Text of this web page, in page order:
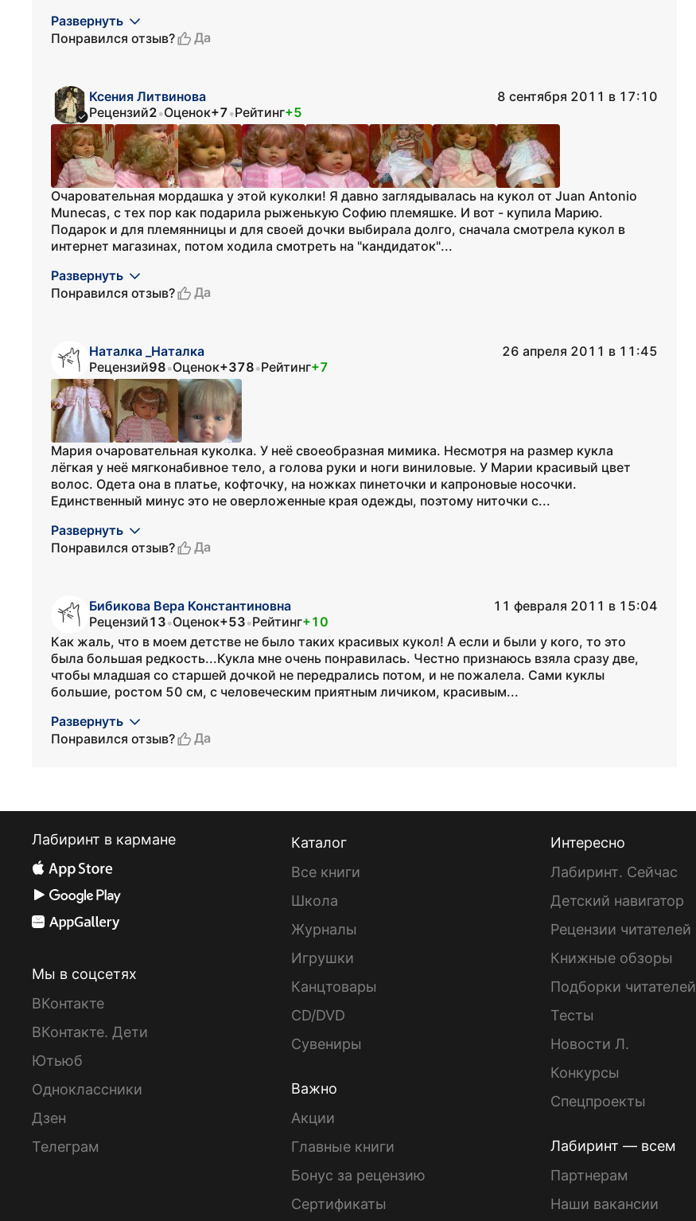
Развернуть
Понравился отзыв?
Да
Ксения Литвинова
8 сентября 2011 в 17:10
Рецензий2•Оценок+7•Рейтинг+5
Очаровательная мордашка у этой куколки! Я давно заглядывалась на кукол от Juan Antonio
Munecas, с тех пор как подарила рыженькую Софию племяшке. И вот - купила Марию.
Подарок и для племянницы и для своей дочки выбирала долго, сначала смотрела кукол в
интернет магазинах, потом ходила смотреть на "кандидаток"...
Развернуть
Понравился отзыв?
Да
Наталка _Наталка
26 апреля 2011 в 11:45
Рецензий98•Оценок+378•Рейтинг+7
Мария очаровательная куколка. У неё своеобразная мимика. Несмотря на размер кукла
лёгкая у неё мягконабивное тело, а голова руки и ноги виниловые. У Марии красивый цвет
волос. Одета она в платье, кофточку, на ножках пинеточки и капроновые носочки.
Единственный минус это не оверложенные края одежды, поэтому ниточки с...
Развернуть
Понравился отзыв?
Да
Бибикова Вера Константиновна
11 февраля 2011 в 15:04
Рецензий13•Оценок+53•Рейтинг+10
Как жаль, что в моем детстве не было таких красивых кукол! А если и были у кого, то это
была большая редкость...Кукла мне очень понравилась. Честно признаюсь взяла сразу две,
чтобы младшая со старшей дочкой не передрались потом, и не пожалела. Сами куклы
большие, ростом 50 см, с человеческим приятным личиком, красивым...
Развернуть
Понравился отзыв?
Да
Лабиринт в кармане
Мы в соцсетях
ВКонтакте
ВКонтакте. Дети
Ютьюб
Одноклассники
Дзен
Телеграм
Каталог
Все книги
Школа
Журналы
Игрушки
Канцтовары
CD/DVD
Сувениры
Важно
Акции
Главные книги
Бонус за рецензию
Сертификаты
Интересно
Лабиринт. Сейчас
Детский навигатор
Рецензии читателей
Книжные обзоры
Подборки читателей
Тесты
Новости Л.
Конкурсы
Спецпроекты
Лабиринт — всем
Партнерам
Наши вакансии